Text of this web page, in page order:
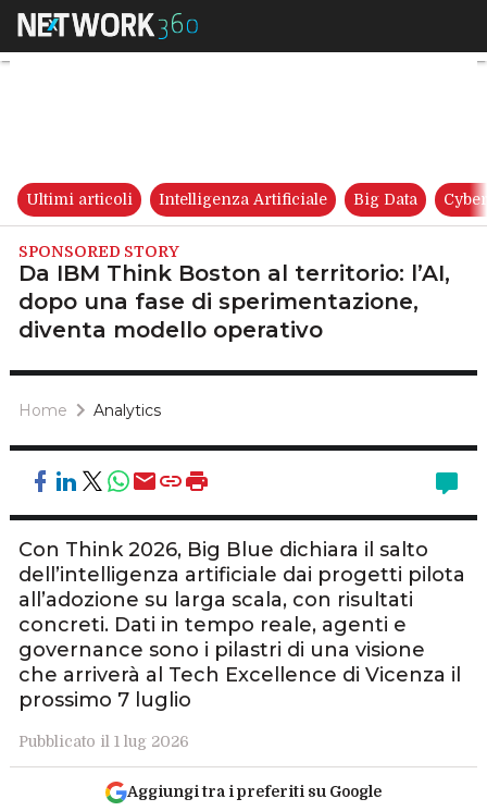
Da IBM Think Boston al
Ultimi articoli Intelligenza Artificiale Big Data
SPONSORED STORY
Da IBM Think Boston al territorio: l’AI,
dopo una fase di sperimentazione,
diventa modello operativo
Home Analytics
Con Think 2026, Big Blue dichiara il salto
dell’intelligenza artificiale dai progetti pilota
all’adozione su larga scala, con risultati
concreti. Dati in tempo reale, agenti e
governance sono i pilastri di una visione
che arriverà al Tech Excellence di Vicenza il
prossimo 7 luglio
Pubblicato il 1 lug 2026
Aggiungi tra i preferiti su Google